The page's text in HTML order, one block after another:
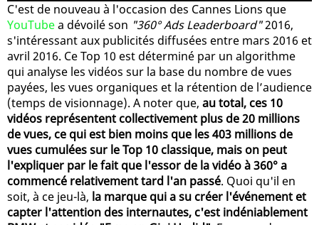
C'est de nouveau à l'occasion des Cannes Lions que
YouTubea dévoilé son "360° Ads Leaderboard"2016,
s'intéressant aux publicités diffusées entre mars 2016 et
avril 2016. Ce Top 10 est déterminé par un algorithme
qui analyse les vidéos sur la base du nombre de vues
payées, les vues organiques et la rétention de l’audience
(temps de visionnage). A noter que, au total, ces 10
vidéos représentent collectivement plus de 20 millions
de vues, ce qui est bien moins que les 403 millions de
vues cumulées sur le Top 10 classique, mais on peut
l'expliquer par le fait que l'essor de la vidéo à 360° a
commencé relativement tard l'an passé. Quoi qu'il en
soit, à ce jeu-là, la marque qui a su créer l'événement et
capter l'attention des internautes, c'est indéniablement